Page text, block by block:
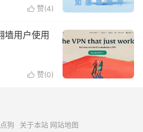
 赞(4)
墙用户使用
 赞(0)
狗 关于本站 网站地图